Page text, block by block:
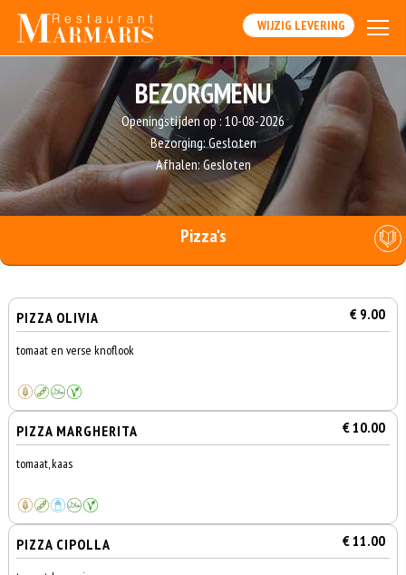
WIJZIG LEVERING
BEZORGMENU
Openingstijden op : 10-08-2026
Bezorging:Gesloten
Afhalen:Gesloten
Pizza's
PIZZA OLIVIA € 9.00
tomaat en verse knoflook
PIZZA MARGHERITA € 10.00
tomaat, kaas
PIZZA CIPOLLA € 11.00